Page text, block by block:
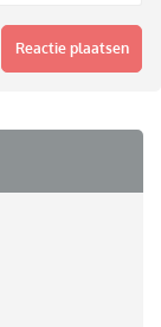
Reactie plaatsen